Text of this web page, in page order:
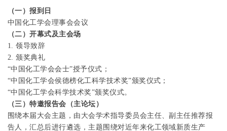
（一）报到日
中国化工学会理事会会议
（二）开幕式及主会场
1.领导致辞
2.颁奖典礼
“中国化工学会会士”授予仪式；
“中国化工学会侯德榜化工科学技术奖”颁奖仪式；
“中国化工学会科学技术奖”颁奖仪式。
（三）特邀报告会（主论坛）
围绕本届大会主题，由大会学术指导委员会主任、副主任推荐报
告人，汇总后进行遴选，主题围绕对近年来化工领域新质生产